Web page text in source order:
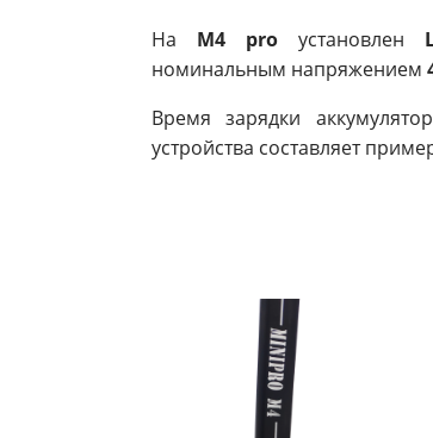
На M4 proустановлен
номинальным напряжением
Время зарядки
устройства составляет